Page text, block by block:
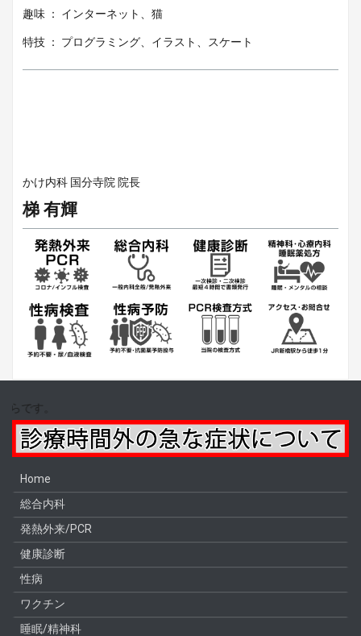
趣味 ： インターネット、猫
特技 ： プログラミング、イラスト、スケート
かけ内科 国分寺院 院長
梯 有輝
Home
総合内科
発熱外来/PCR
健康診断
性病
ワクチン
睡眠/精神科